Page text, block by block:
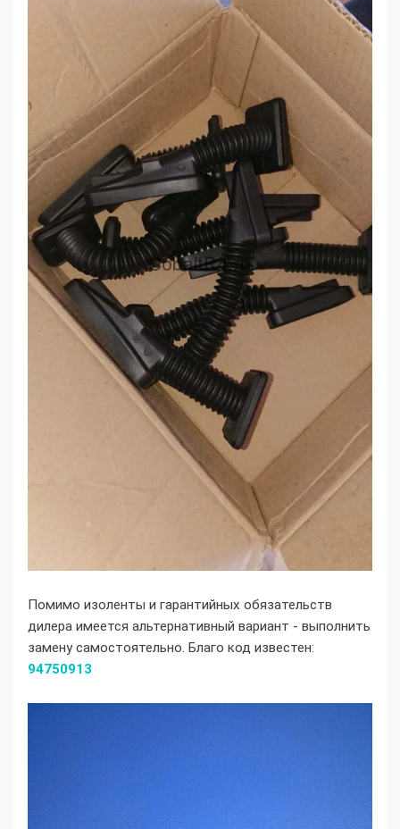
Помимо изоленты и гарантийных обязательств
дилера имеется альтернативный вариант - выполнить
замену самостоятельно. Благо код известен:
94750913